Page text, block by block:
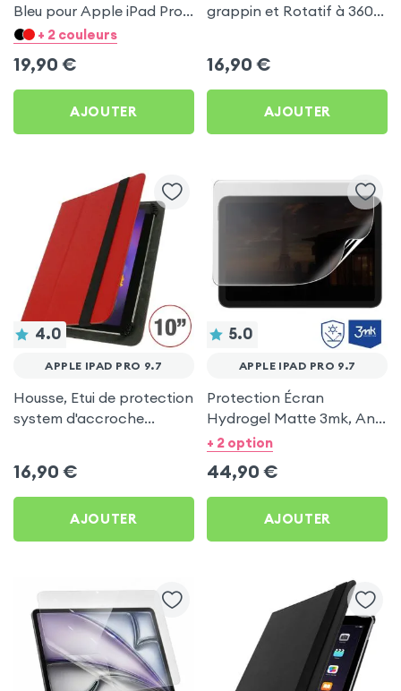
Bleu pour Apple iPad Pro
9.7 + 2 couleurs
19,90 €
AJOUTER
grappin et Rotatif à 360°
16,90 €
AJOUTER
4.0
APPLE IPAD PRO 9.7
Housse, Etui de protection
system d'accroche
Pro 9.7
16,90 €
AJOUTER
5.0
APPLE IPAD PRO 9.7
Protection Écran
Hydrogel Matte 3mk, Anti
Reflets pour Apple iPad
+ 2 option
44,90 €
AJOUTER